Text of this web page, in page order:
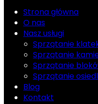
Strona główna
O nas
Nasz usługi
Sprzątanie
Sprzątanie
Sprzątanie
Sprzątanie
Blog
Kontakt